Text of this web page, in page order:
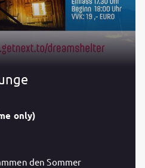
only)
den Sommer